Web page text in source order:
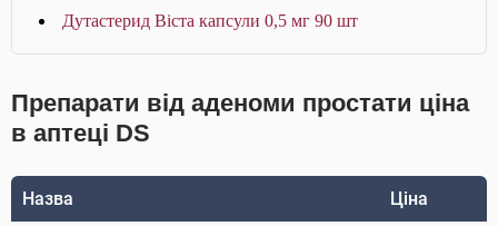
Дутастерид Віста капсули 0,5 мг 90 шт
Препарати від аденоми простати ціна
в аптеці DS
Назва Ціна